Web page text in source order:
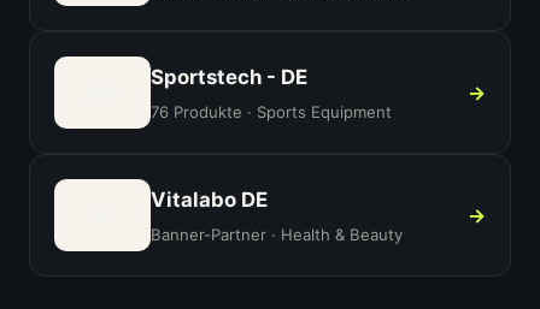
Sportstech - DE
76 Produkte · Sports Equipment
→
Vitalabo DE
Banner-Partner · Health & Beauty
→